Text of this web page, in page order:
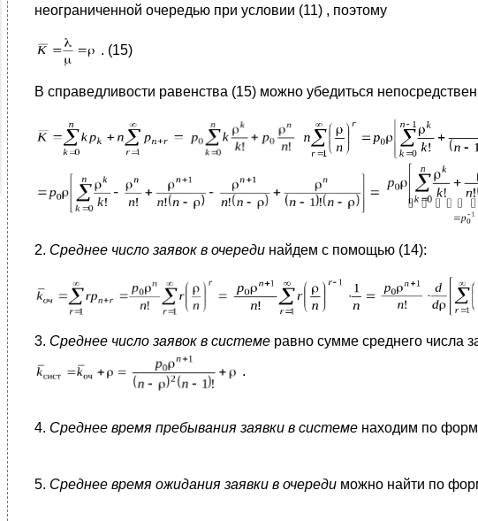
неограниченной очередью при условии (11) , поэтому
. (15)
В справедливости равенства (15) можно убедиться
2. Среднее число заявок в очереди найдем с помощью (14):
3. Среднее число заявок в системе равно сумме среднего числа
.
4. Среднее время пребывания заявки в системе находим по
5. Среднее время ожидания заявки в очереди можно найти по